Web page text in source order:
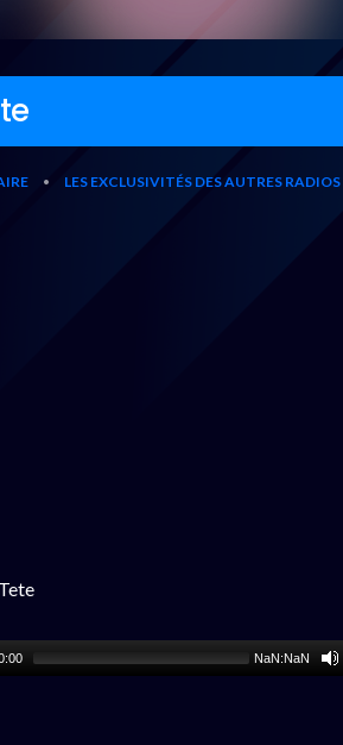
• LES EXCLUSIVITÉS DES AUTRES RADIOS
NaN:NaN